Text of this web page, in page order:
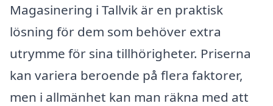
Magasinering i Tallvik är en praktisk
lösning för dem som behöver extra
utrymme för sina tillhörigheter. Priserna
kan variera beroende på flera faktorer,
men i allmänhet kan man räkna med att